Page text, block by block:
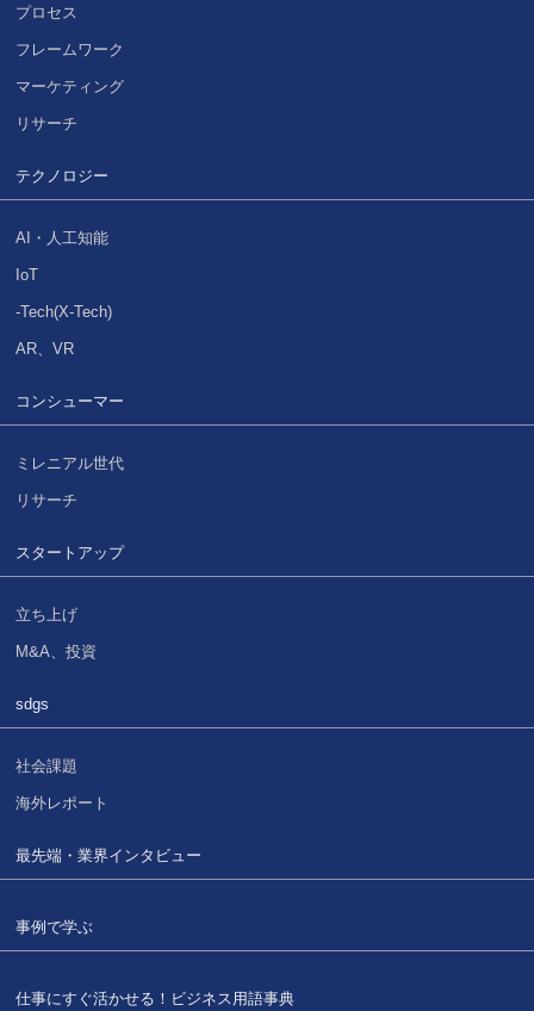
プロセス
フレームワーク
マーケティング
リサーチ
テクノロジー
AI・人工知能
IoT
-Tech(X-Tech)
AR、VR
コンシューマー
ミレニアル世代
リサーチ
スタートアップ
立ち上げ
M&A、投資
sdgs
社会課題
海外レポート
最先端・業界インタビュー
事例で学ぶ
仕事にすぐ活かせる！ ビジネス用語事典